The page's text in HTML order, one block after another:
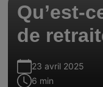
Qu’est-
de
23 avril 2025
6 min